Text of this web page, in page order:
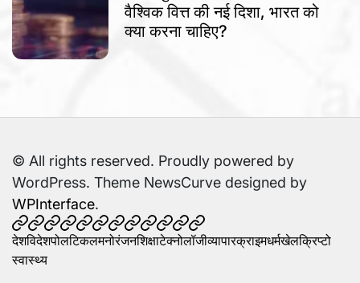
वैश्विक वित्त की नई दिशा, भारत को
क्या करना चाहिए?
© All rights reserved. Proudly powered by
WordPress. Theme NewsCurve designed by
WPInterface.
देशविदेशपोलटिकल
मनोरंजन
शिक्षाटेक्नोलॉजी
व्यापारक्राइम
धर्मखेलक्रिप्टोस्वास्थ्य
देशविदेशपोलटिकलमनोरंजनशिक्षाटेक्नोलॉजीव्यापारक्राइमधर्मखेलक्रिप्टो
स्वास्थ्य